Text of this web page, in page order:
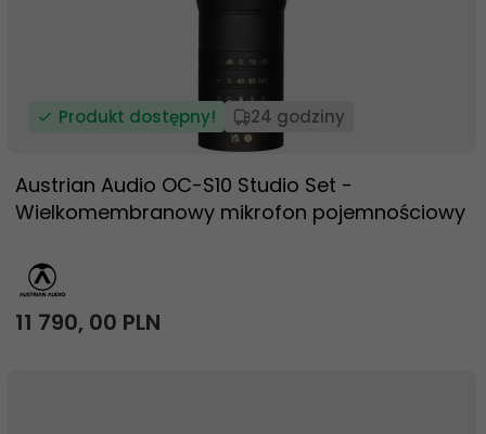
Produkt dostępny! 24 godziny
Austrian Audio OC-S10 Studio Set -
Wielkomembranowy mikrofon pojemnościowy
11 790, 00 PLN